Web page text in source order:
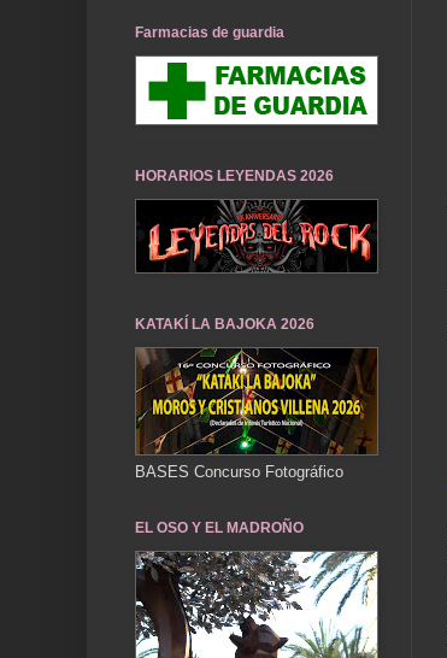
Farmacias de guardia
HORARIOS LEYENDAS 2026
KATAKÍ LA BAJOKA 2026
BASES Concurso Fotográfico
EL OSO Y EL MADROÑO